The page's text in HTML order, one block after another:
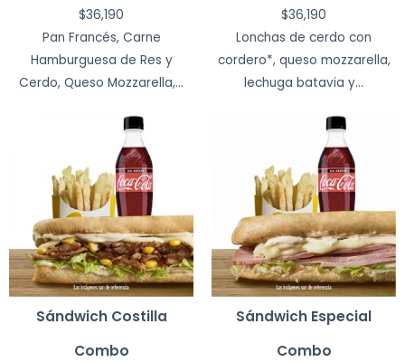
$36,190
Pan Francés, Carne
Hamburguesa de Res y
Cerdo, Queso Mozzarella,...
$36,190
Lonchas de cerdo con
cordero*, queso mozzarella,
lechuga batavia y...
Sándwich Costilla
Combo
Sándwich Especial
Combo